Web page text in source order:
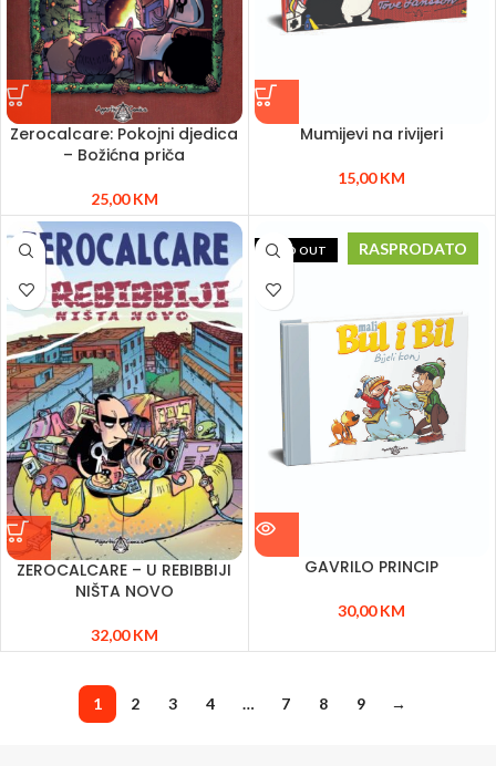
Zerocalcare: Pokojni djedica
– Božićna priča
25,00KM
Mumijevi na rivijeri
15,00KM
ZEROCALCARE – U REBIBBIJI
NIŠTA NOVO
32,00KM
SOLD OUT RASPRODATO
GAVRILO PRINCIP
30,00KM
1 2 3 4 … 7 8 9 →